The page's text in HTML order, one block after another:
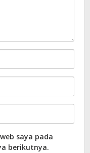
saya pada
berikutnya.